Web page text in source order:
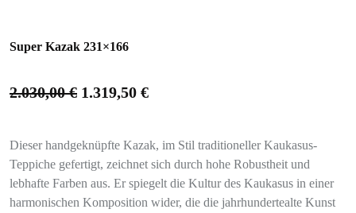
Super Kazak 231×166
2.030,00€ 1.319,50 €
Dieser handgeknüpfte Kazak, im Stil traditioneller Kaukasus-
Teppiche gefertigt, zeichnet sich durch hohe Robustheit und
lebhafte Farben aus. Er spiegelt die Kultur des Kaukasus in einer
harmonischen Komposition wider, die die jahrhundertealte Kunst